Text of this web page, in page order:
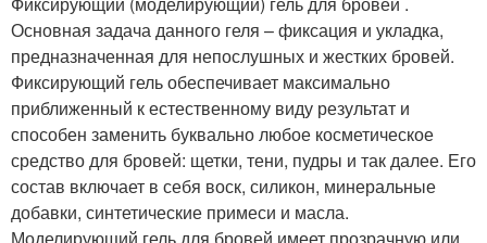
Основная задача данного геля – фиксация и укладка,
предназначенная для непослушных и жестких бровей.
Фиксирующий гель обеспечивает максимально
приближенный к естественному виду результат и
способен заменить буквально любое косметическое
средство для бровей: щетки, тени, пудры и так далее. Его
состав включает в себя воск, силикон, минеральные
добавки, синтетические примеси и масла.